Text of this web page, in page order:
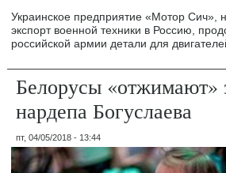
Украинское предприятие «Мотор Сич»,
экспорт военной техники в Россию,
российской армии детали для
Белорусы «отжимают»
нардепа Богуслаева
пт, 04/05/2018 - 13:44